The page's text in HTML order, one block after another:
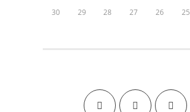
25
26
27
28
29
30